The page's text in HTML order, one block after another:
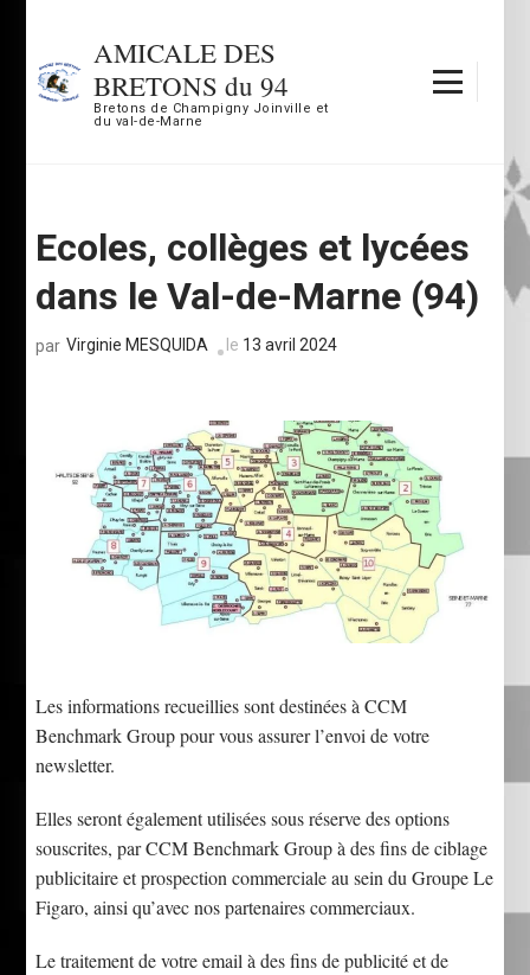
contenu
(Pressez
AMICALE DES
BRETONS du 94
Bretons de Champigny Joinville et
du val-de-Marne
Ecoles, collèges et lycées
dans le Val-de-Marne (94)
par Virginie MESQUIDA le 13 avril 2024
Les informations recueillies sont destinées à CCM
Benchmark Group pour vous assurer l’envoi de votre
newsletter.
Elles seront également utilisées sous réserve des options
souscrites, par CCM Benchmark Group à des fins de ciblage
publicitaire et prospection commerciale au sein du Groupe Le
Figaro, ainsi qu’avec nos partenaires commerciaux.
Le traitement de votre email à des fins de publicité et de